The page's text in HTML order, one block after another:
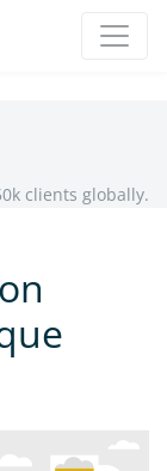
clients globally.